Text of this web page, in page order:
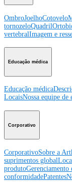
OmbroJoelhoCotovelo
tornozeloQuadril
vertebralImagem e
Educação médica
Educação médica
LocaisNossa equipe de
Corporativo
CorporativoSobre a
suprimentos global
produtoGerenciamento
conformidadePatentes